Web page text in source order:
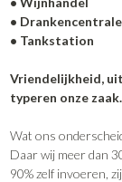
• Drankencentrale
• Tankstation
Vriendelijkheid,
typeren onze zaak.
Wat ons
Daar wij meer dan
90% zelf invoeren,